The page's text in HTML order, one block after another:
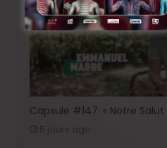
Capsule #147: « Notre